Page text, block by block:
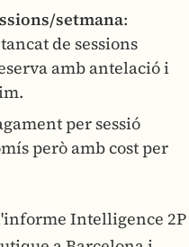
setmana:
de sessions
amb antelació i
per sessió
però amb cost per
Intelligence 2P